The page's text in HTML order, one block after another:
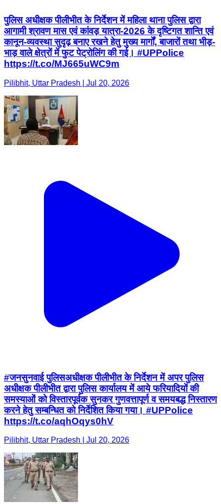
पुलिस अधीक्षक पीलीभीत के निर्देशन में महिला थाना पुलिस द्वारा
आगामी श्रावण मास एवं कांवड़ यात्रा-2026 के दृष्टिगत शान्ति एवं
कानून-व्यवस्था सुदृढ़ बनाए रखने हेतु मुख्य मार्गों, बाजारों तथा भीड़-
भाड़ वाले क्षेत्रों में फुट पेट्रोलिंग की गई। #UPPolice
https://t.co/MJ665uWC9m
Pilibhit, Uttar Pradesh | Jul 20, 2026
#जनसुनवाई पुलिसअधीक्षक पीलीभीत के निर्देशन में अपर पुलिस
अधीक्षक पीलीभीत द्वारा पुलिस कार्यालय में आये फरियादियों की
समस्याओं को विस्तारपूर्वक सुनकर गुणवत्तापूर्ण व समयबद्ध निस्तारण
करने हेतु सम्बन्धित को निर्देशित किया गया। #UPPolice
https://t.co/aqhOqys0hV
Pilibhit, Uttar Pradesh | Jul 20, 2026